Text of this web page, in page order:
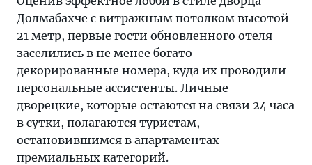
Долмабахче с витражным потолком высотой
21 метр, первые гости обновленного отеля
заселились в не менее богато
декорированные номера, куда их проводили
персональные ассистенты. Личные
дворецкие, которые остаются на связи 24 часа
в сутки, полагаются туристам,
остановившимся в апартаментах
премиальных категорий.